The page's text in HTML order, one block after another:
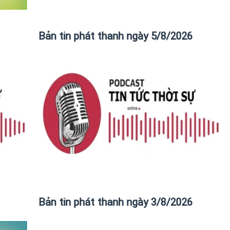
Bản tin phát thanh ngày 5/8/2026
Bản tin phát thanh ngày 3/8/2026